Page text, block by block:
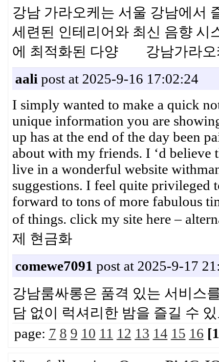
강남 가라오케는 서울 강남에서
세련된 인테리어와 최신 음향 시
에 최적화된 다양 강남가라오
aali post at 2025-9-16 17:02:24
I simply wanted to make a quick
unique information you are
up has at the end of the day been
about with my friends. I ‘d believe
live in a wonderful website
suggestions. I feel quite privileged
forward to tons of more fabulous
of things. click my site here –
제 현금화
comewe7091 post at 2025-9-17
강남룸싸롱은 품격 있는 서비스
담 없이 럭셔리한 밤을 즐길
page: 7 8 9 10 11 12 13 14 15 16